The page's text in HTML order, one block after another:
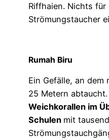
Riffhaien. Nichts
Strömungstaucher
Rumah Biru
Ein Gefälle, an dem
25 Metern abtaucht.
Weichkorallen im
Schulen mit